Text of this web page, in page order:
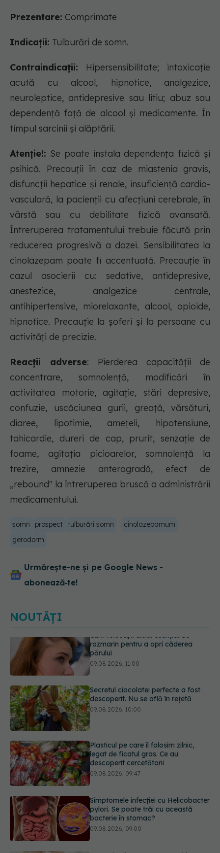
Prezentare: Comprimate
Indicații: Tulburări de somn.
Contraindicații: Hipersensibilitate; intoxicaţie
acută cu alcool, hipnotice, analgezice,
neuroleptice, antidepresive sau litiu; abuz sau
dependenţă faţă de alcool şi medicamente. În
timpul sarcinii şi alăptării.
Atenție!: Se poate instala dependenţa fizică şi
psihică. Precauţii în caz de miastenia gravis,
disfuncţii hepatice şi renale, insuficienţă cardio-
vasculară, la pacienţii cu afecţiuni cerebrale, în
vârstă sau cu debilitate fizică avansată.
Întreruperea tratamentului trebuie făcută prin
reducerea progresivă a dozei. Sensibilitatea la
cinolazepam poate fi accentuată. Precauţie în
cazul asocierii cu: sedative, antidepresive,
anestezice, analgezice centrale,
antihipertensive, miorelaxante, alcool, opioide,
hipnotice. Precauţie la şoferi şi la persoane cu
activităţi de precizie.
Reacții adverse: Pierderea capacităţii de
concentrare, somnolenţă, modificări în
activitatea motorie, agitaţie, stări depresive,
confuzie, uscăciunea gurii, greaţă, vărsături,
diaree, lipotimie, ameţeli, hipotensiune,
tahicardie, dureri de cap, prurit, senzaţie de
foame, agitaţia picioarelor, somnolenţă la
trezire, amnezie anterogradă, efect de
„rebound" la întreruperea bruscă a administrării
medicamentului.
somn prospect tulburări somn
cinolazepamum
gerodorm
Urmărește-ne și pe Google News -
abonează‑te!
NOUTĂȚI
Secretul ciocolatei perfecte a fost
descoperit. Nu se află în rețetă
Plasticul pe care îl folosim zilnic,
legat de ficatul gras. Ce au
Simptomele infecției cu Helicobacter
pylori. Se poate trăi cu această
bacterie în stomac?
Transpirații nocturne: semnul ignorat
care poate ascunde probleme
serioase de sănătate